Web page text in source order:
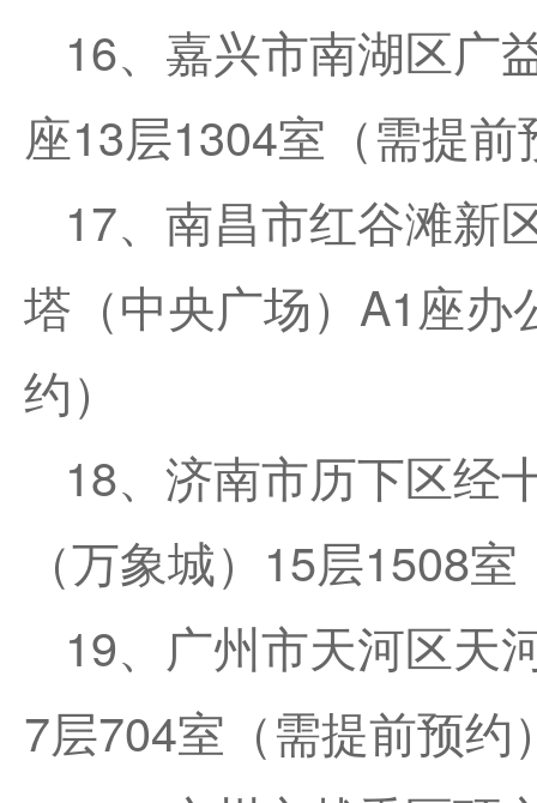
16、嘉兴市南湖区广
座13层1304室（需提前
17、南昌市红谷滩新
塔（中央广场）A1座
约）
18、济南市历下区经
（万象城）15层1508
19、广州市天河区天
7层704室（需提前预约